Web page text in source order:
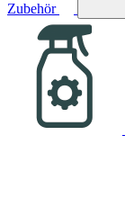
Zubehör